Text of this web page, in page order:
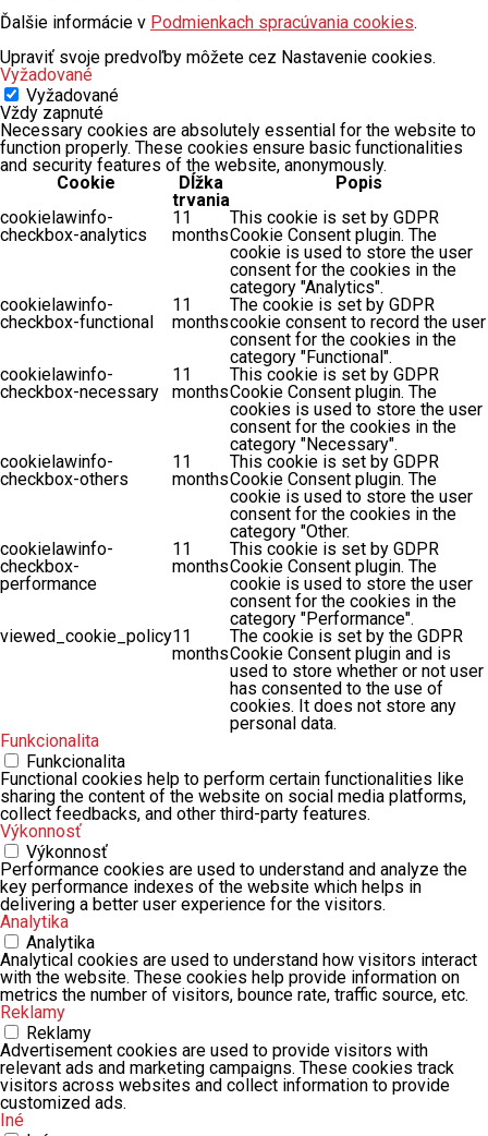
Ďalšie informácie v Podmienkach spracúvania cookies.
Upraviť svoje predvoľby môžete cez Nastavenie cookies.
Vyžadované
Vyžadované
Vždy zapnuté
Necessary cookies are absolutely essential for the website to
function properly. These cookies ensure basic functionalities
and security features of the website, anonymously.
Cookie
Dĺžka
trvania
Popis
cookielawinfo-
checkbox-analytics
11
months
This cookie is set by GDPR
Cookie Consent plugin. The
cookie is used to store the user
consent for the cookies in the
category "Analytics".
cookielawinfo-
checkbox-functional
11
months
The cookie is set by GDPR
cookie consent to record the user
consent for the cookies in the
category "Functional".
cookielawinfo-
checkbox-necessary
11
months
This cookie is set by GDPR
Cookie Consent plugin. The
cookies is used to store the user
consent for the cookies in the
category "Necessary".
cookielawinfo-
checkbox-others
11
months
This cookie is set by GDPR
Cookie Consent plugin. The
cookie is used to store the user
consent for the cookies in the
category "Other.
cookielawinfo-
checkbox-
performance
11
months
This cookie is set by GDPR
Cookie Consent plugin. The
cookie is used to store the user
consent for the cookies in the
category "Performance".
viewed_cookie_policy11
months
The cookie is set by the GDPR
Cookie Consent plugin and is
used to store whether or not user
has consented to the use of
cookies. It does not store any
personal data.
Funkcionalita
Funkcionalita
Functional cookies help to perform certain functionalities like
sharing the content of the website on social media platforms,
collect feedbacks, and other third-party features.
Výkonnosť
Výkonnosť
Performance cookies are used to understand and analyze the
key performance indexes of the website which helps in
delivering a better user experience for the visitors.
Analytika
Analytika
Analytical cookies are used to understand how visitors interact
with the website. These cookies help provide information on
metrics the number of visitors, bounce rate, traffic source, etc.
Reklamy
Reklamy
Advertisement cookies are used to provide visitors with
relevant ads and marketing campaigns. These cookies track
visitors across websites and collect information to provide
customized ads.
Iné